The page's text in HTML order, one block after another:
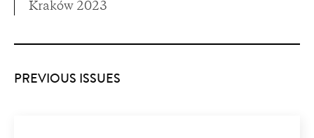
Kraków 2023
PREVIOUS ISSUES